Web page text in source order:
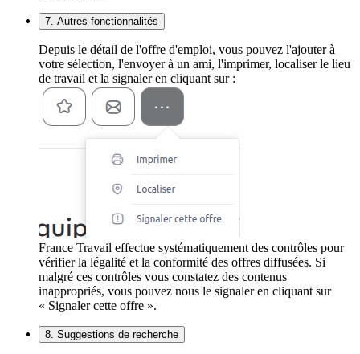
7. Autres fonctionnalités
Depuis le détail de l'offre d'emploi, vous pouvez l'ajouter à
votre sélection, l'envoyer à un ami, l'imprimer, localiser le lieu
de travail et la signaler en cliquant sur :
France Travail effectue systématiquement des contrôles pour
vérifier la légalité et la conformité des offres diffusées. Si
malgré ces contrôles vous constatez des contenus
inappropriés, vous pouvez nous le signaler en cliquant sur
« Signaler cette offre ».
8. Suggestions de recherche